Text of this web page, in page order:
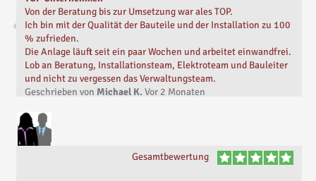
Von der Beratung bis zur Umsetzung war ales TOP.
Ich bin mit der Qualität der Bauteile und der Installation zu 100
% zufrieden.
Die Anlage läuft seit ein paar Wochen und arbeitet einwandfrei.
Lob an Beratung, Installationsteam, Elektroteam und Bauleiter
und nicht zu vergessen das Verwaltungsteam.
Geschrieben von Michael K. Vor 2 Monaten
Gesamtbewertung